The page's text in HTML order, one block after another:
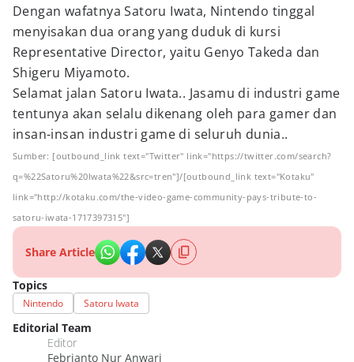
Dengan wafatnya Satoru Iwata, Nintendo tinggal
menyisakan dua orang yang duduk di kursi
Representative Director, yaitu Genyo Takeda dan
Shigeru Miyamoto.
Selamat jalan Satoru Iwata.. Jasamu di industri game
tentunya akan selalu dikenang oleh para gamer dan
insan-insan industri game di seluruh dunia..
Sumber: [outbound_link text="Twitter" link="https://twitter.com/search?
q=%22Satoru%20Iwata%22&src=tren"]/[outbound_link text="Kotaku"
link="http://kotaku.com/the-video-game-community-pays-tribute-to-
satoru-iwata-1717397315"]
Share Article
Topics
Nintendo Satoru Iwata
Editorial Team
Editor
Febrianto Nur Anwari